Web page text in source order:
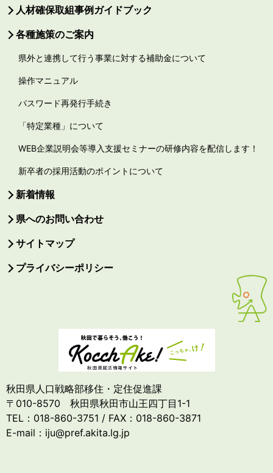
人材確保取組事例ガイドブック
各種施策のご案内
県外と連携して行う事業に対する補助金について
操作マニュアル
パスワード再発行手続き
「特定業種」について
WEB企業説明会等導入支援セミナーの研修内容を配信します！
新卒者の採用活動のポイントについて
新着情報
県へのお問い合わせ
サイトマップ
プライバシーポリシー
秋田県人口戦略部移住・定住促進課
〒010-8570 秋田県秋田市山王四丁目1-1
TEL：018-860-3751 / FAX：018-860-3871
E-mail：iju@pref.akita.lg.jp